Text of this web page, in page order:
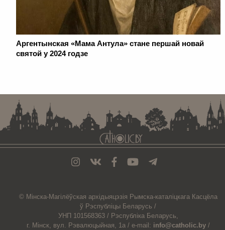
Аргентынская «Мама Антула» стане першай новай
святой у 2024 годзе
© Мiнска-Магiлёўская архiдыяцэзiя Рымска-каталіцкага Касцёла
ў Рэспубліцы Беларусь /
УНП 101568363 / Рэспубліка Беларусь,
г. Мінск, вул. Рэвалюцыйная, 1а / e-mail: info@catholic.by /